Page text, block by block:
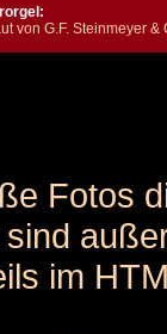
von G.F. Steinmeyer &
Fotos
im